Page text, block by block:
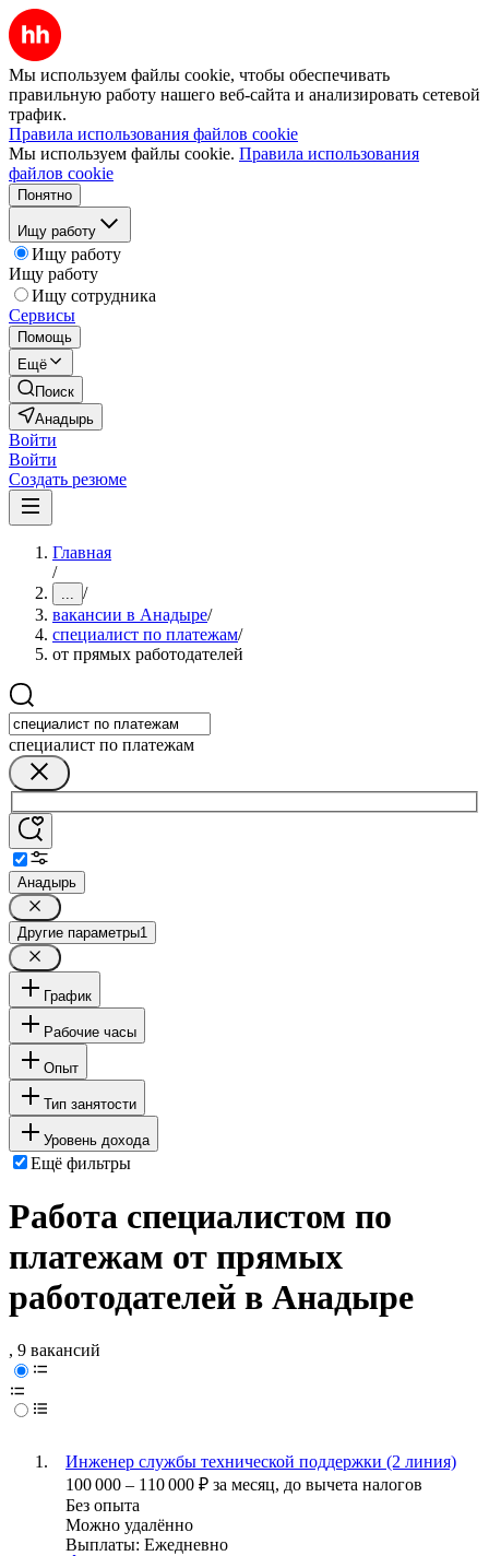
Мы используем файлы cookie, чтобы обеспечивать
правильную работу нашего веб-сайта и анализировать сетевой
трафик.
Правила использования файлов cookie
Мы используем файлы cookie. Правила использования
файлов cookie
Понятно
Ищу работу
Ищу работу
Ищу работу
Ищу сотрудника
Сервисы
Помощь
Ещё
Поиск
Анадырь
Войти
Войти
Создать резюме
Главная
/
... /
вакансии в Анадыре/
специалист по платежам/
от прямых работодателей
специалист по платежам
Анадырь
Другие параметры1
График
Рабочие часы
Опыт
Тип занятости
Уровень дохода
Ещё фильтры
Работа специалистом по
платежам от прямых
работодателей в Анадыре
, 9 вакансий
Инженер службы технической поддержки (2 линия)
100 000 – 110 000 ₽ за месяц, до вычета налогов
Без опыта
Можно удалённо
Выплаты: Ежедневно